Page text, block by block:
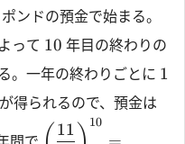
ポンドの預金で始まる。
って 10 年目の終わりの
。一年の終わりごとに 1
得られるので、預金は
11 10